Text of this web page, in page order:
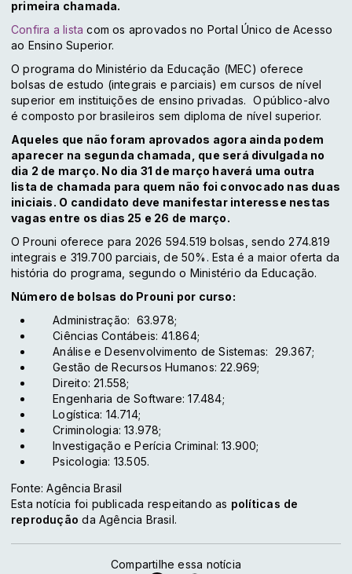
primeira chamada.
Confira a lista com os aprovados no Portal Único de Acesso
ao Ensino Superior.
O programa do Ministério da Educação (MEC) oferece
bolsas de estudo (integrais e parciais) em cursos de nível
superior em instituições de ensino privadas. O público-alvo
é composto por brasileiros sem diploma de nível superior.
Aqueles que não foram aprovados agora ainda podem
aparecer na segunda chamada, que será divulgada no
dia 2 de março. No dia 31 de março haverá uma outra
lista de chamada para quem não foi convocado nas duas
iniciais. O candidato deve manifestar interesse nestas
vagas entre os dias 25 e 26 de março.
O Prouni oferece para 2026 594.519 bolsas, sendo 274.819
integrais e 319.700 parciais, de 50%. Esta é a maior oferta da
história do programa, segundo o Ministério da Educação.
Número de bolsas do Prouni por curso:
Administração: 63.978;
Ciências Contábeis: 41.864;
Análise e Desenvolvimento de Sistemas: 29.367;
Gestão de Recursos Humanos: 22.969;
Direito: 21.558;
Engenharia de Software: 17.484;
Logística: 14.714;
Criminologia: 13.978;
Investigação e Perícia Criminal: 13.900;
Psicologia: 13.505.
Fonte: Agência Brasil
Esta notícia foi publicada respeitando as políticas de
reprodução da Agência Brasil.
Compartilhe essa notícia